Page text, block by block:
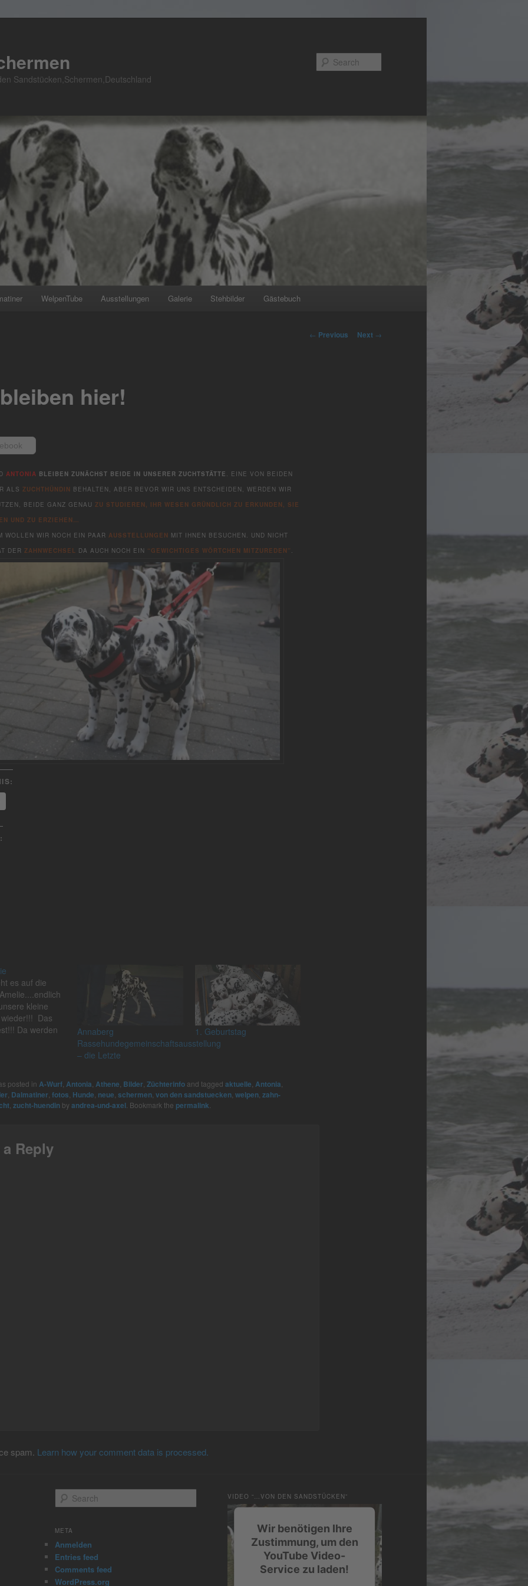
Sandstücken,Schermen,Deutschland
WelpenTube Ausstellungen Galerie Stehbilder Gästebuch
Post
← Previous Next →
hier!
ANTONIA BLEIBEN ZUNÄCHST BEIDE IN UNSERER ZUCHTSTÄTTE
. EINE VON BEIDEN
ALS ZUCHTHÜNDIN BEHALTEN, ABER BEVOR WIR UNS ENTSCHEIDEN, WERDEN WIR
BEIDE GANZ GENAU ZU STUDIEREN, IHR WESEN GRÜNDLICH ZU ERKUNDEN, SIE
UND ZU ERZIEHEN…
WOLLEN WIR NOCH EIN PAAR AUSSTELLUNGEN MIT IHNEN BESUCHEN. UND NICHT
DER ZAHNWECHSEL DA AUCH NOCH EIN “GEWICHTIGES WÖRTCHEN MITZUREDEN”
es auf die
kleine
Das
Da werden
Zweibeinern
Wiedersehen.
Annaberg
Rassehundegemeinschaftsausstellung
– die Letzte
1. Geburtstag
posted in A-Wurf, Antonia Athene Bilder, Züchterinfoand tagged aktuelle Antonia
, Dalmatiner, fotos Hunde neue schermen, von den sandstuecken, welpen, zahn-
, zucht-huendinby andrea-und-axel. Bookmark the permalink
a Reply
spam. Learn how your comment data is processed.
e
r
h
META
Anmelden
Entries feed
Comments feed
WordPress.org
VIDEO “…VON DEN SANDSTÜCKEN”
Wir benötigen Ihre
Zustimmung, um den
YouTube Video-
Service zu laden!